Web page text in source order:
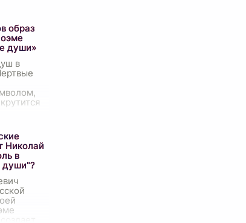
образ
души»
в
Это не
Николай
в
души"?